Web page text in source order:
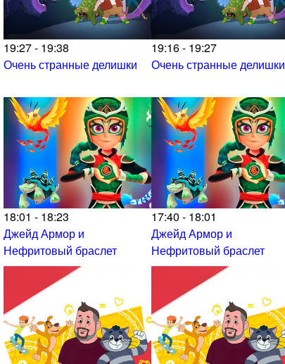
19:27 - 19:38
Очень странные делишки
19:16 - 19:27
Очень странные делишки
18:01 - 18:23
Джейд Армор и
Нефритовый браслет
17:40 - 18:01
Джейд Армор и
Нефритовый браслет